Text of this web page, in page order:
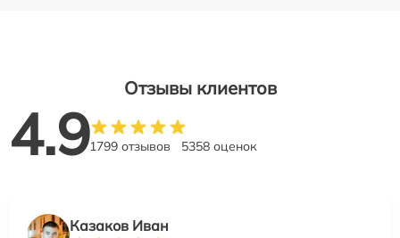
Отзывы клиентов
4.91799 отзывов 5358 оценок
Казаков Иван